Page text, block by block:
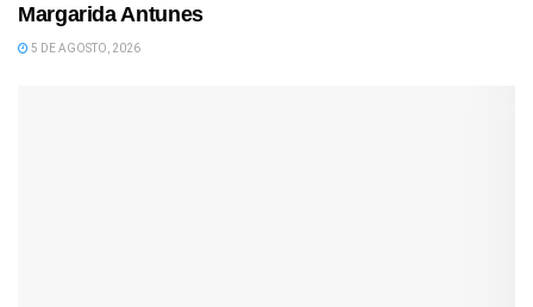
Margarida Antunes
5 DE AGOSTO, 2026